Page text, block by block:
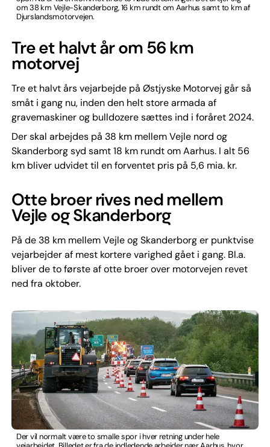
om 38 km Vejle-Skanderborg, 16 km rundt om Aarhus samt to km af
Djurslandsmotorvejen.
Tre et halvt år om 56 km
motorvej
Tre et halvt års vejarbejde på Østjyske Motorvej går så
småt i gang nu, inden den helt store armada af
gravemaskiner og bulldozere sættes ind i foråret 2024.
Der skal arbejdes på 38 km mellem Vejle nord og
Skanderborg syd samt 18 km rundt om Aarhus. I alt 56
km bliver udvidet til en forventet pris på 5,6 mia. kr.
Otte broer rives ned mellem
Vejle og Skanderborg
På de 38 km mellem Vejle og Skanderborg er punktvise
vejarbejder af mest kortere varighed gået i gang. Bl.a.
bliver de to første af otte broer over motorvejen revet
ned fra oktober.
Der vil normalt være to smalle spor i hver retning under hele